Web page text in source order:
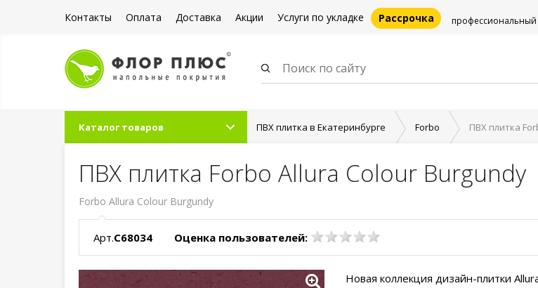
Контакты Оплата Доставка Акции Услуги по укладке Рассрочка
Каталог товаров ПВХ плитка в Екатеринбурге Forbo ПВХ плитка
ПВХ плитка Forbo Allura Colour Burgundy
Forbo Allura Colour Burgundy
Арт.C68034 Оценка пользователей:
Новая коллекция дизайн-плитки